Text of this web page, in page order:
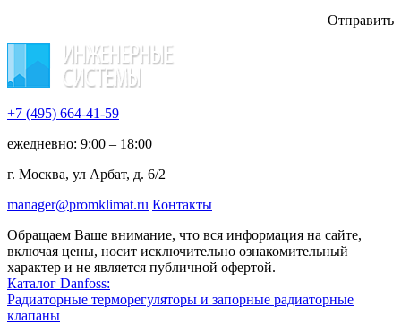
Отправить
+7 (495) 664-41-59
ежедневно: 9:00 – 18:00
г. Москва, ул Арбат, д. 6/2
manager@promklimat.ru Контакты
Обращаем Ваше внимание, что вся информация на сайте,
включая цены, носит исключительно ознакомительный
характер и не является публичной офертой.
Каталог Danfoss:
Радиаторные терморегуляторы и запорные радиаторные
клапаны